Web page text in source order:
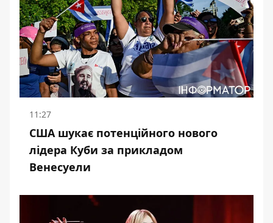
11:27
США шукає потенційного нового
лідера Куби за прикладом
Венесуели